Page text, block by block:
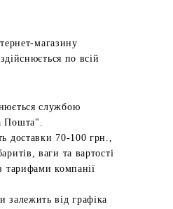
магазину
по всій
службою
Пошта".
доставки 70-100 грн.,
ваги та вартості
тарифами компанії
залежить від графіка